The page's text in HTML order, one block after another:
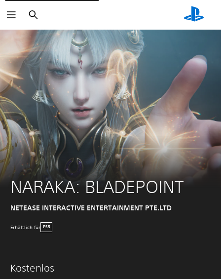
Suchen
NARAKA: BLADEPOINT
NETEASE INTERACTIVE ENTERTAINMENT PTE.LTD
Erhältlich für PS5
Kostenlos